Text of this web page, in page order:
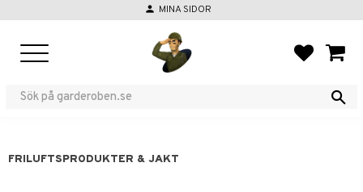
person MINA SIDOR
FRILUFTSPRODUKTER & JAKT